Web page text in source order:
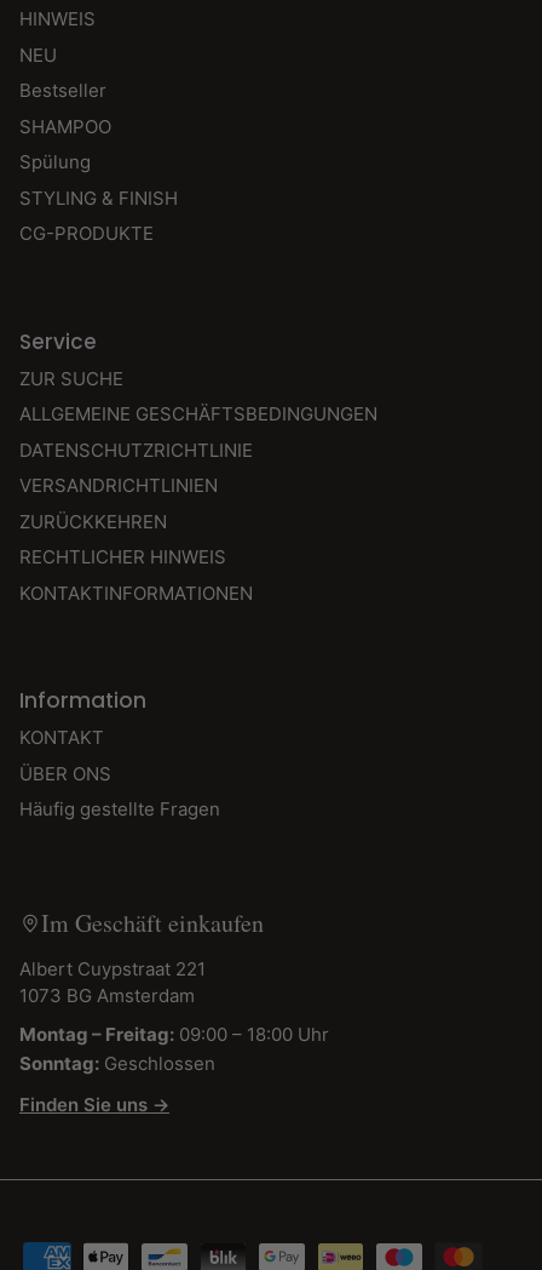
HINWEIS
NEU
Bestseller
SHAMPOO
Spülung
STYLING & FINISH
CG-PRODUKTE
Service
ZUR SUCHE
ALLGEMEINE GESCHÄFTSBEDINGUNGEN
DATENSCHUTZRICHTLINIE
VERSANDRICHTLINIEN
ZURÜCKKEHREN
RECHTLICHER HINWEIS
KONTAKTINFORMATIONEN
Information
KONTAKT
ÜBER ONS
Häufig gestellte Fragen
Im Geschäft einkaufen
Albert Cuypstraat 221
1073 BG Amsterdam
Montag – Freitag: 09:00 – 18:00 Uhr
Sonntag: Geschlossen
Finden Sie uns →